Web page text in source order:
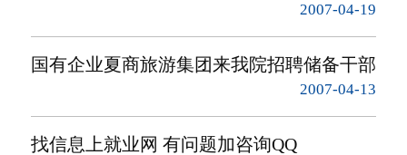
2007-04-19
国有企业夏商旅游集团来我院招聘储备干部
2007-04-13
找信息上就业网 有问题加咨询QQ